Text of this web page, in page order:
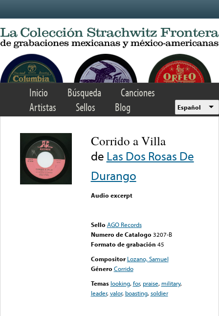
Inicio Búsqueda
Canciones
Artistas
Sellos Blog Español
Corrido a Villa
de Las Dos Rosas De
Durango
Audio excerpt
Sello AGO Records
Numero de Catalogo 3207-B
Formato de grabación 45
Compositor Lozano, Samuel
Género Corrido
Temas looking,for, praise, military,
leader,valor, boasting,soldier